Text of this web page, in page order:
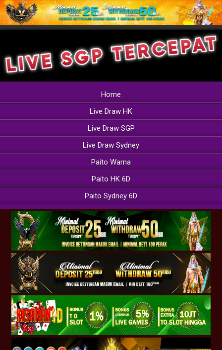
Home
Live Draw HK
Live Draw SGP
Live Draw Sydney
Paito Warna
Paito HK 6D
Paito Sydney 6D